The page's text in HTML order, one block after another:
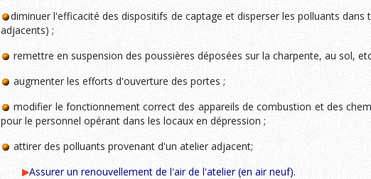
diminuer l'efficacité des dispositifs de captage et disperser les polluants
adjacents) ;
remettre en suspension des poussières déposées sur la charpente, au sol,
augmenter les efforts d'ouverture des portes ;
modifier le fonctionnement correct des appareils de combustion et des
pour le personnel opérant dans les locaux en dépression ;
attirer des polluants provenant d'un atelier adjacent;
Assurer un renouvellement de l'air de l'atelier (en air neuf).